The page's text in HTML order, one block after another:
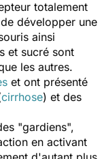
totalement
développer une
ainsi
et sucré sont
les autres.
et ont présenté
cirrhose) et des
"gardiens",
en activant